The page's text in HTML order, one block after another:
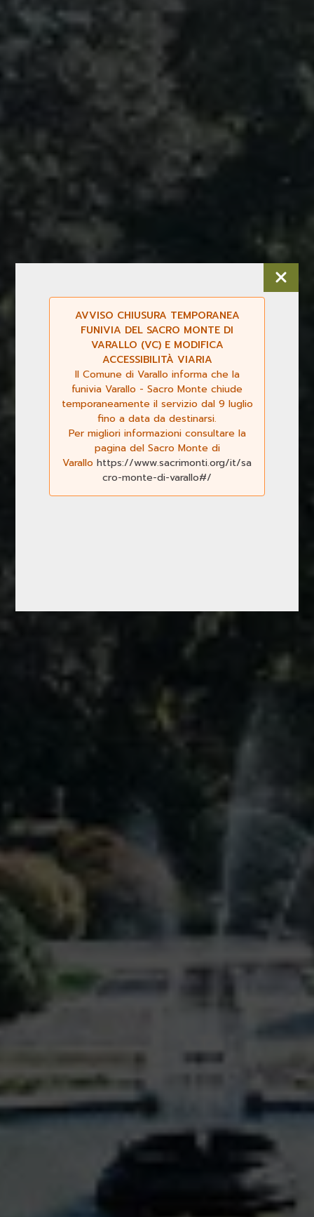
AVVISO CHIUSURA TEMPORANEA
FUNIVIA DEL SACRO MONTE DI
VARALLO (VC) E MODIFICA
ACCESSIBILITÀ VIARIA
Il Comune di Varallo informa che la
funivia Varallo - Sacro Monte chiude
temporaneamente il servizio dal 9 luglio
fino a data da destinarsi.
Per migliori informazioni consultare la
pagina del Sacro Monte di
Varallo https://www.sacrimonti.org/it/sa
cro-monte-di-varallo#/